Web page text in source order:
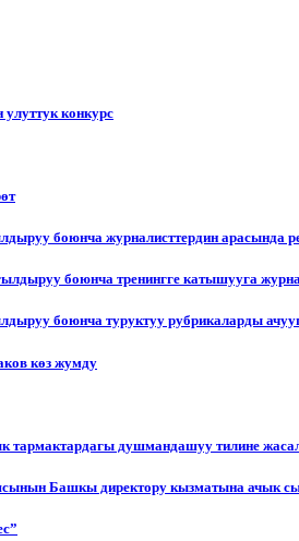
конкурс
боюнча журналисттердин арасында
боюнча тренингге катышууга
боюнча туруктуу рубрикаларды
көз жумду
тармактардагы душмандашуу тилине
Башкы директору кызматына ачык